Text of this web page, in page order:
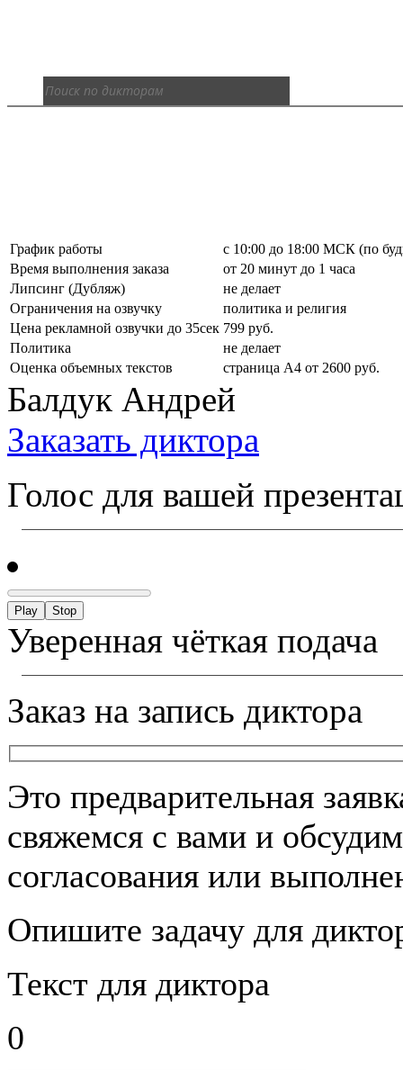
График работы
с 10:00 до 18:00 МСК (по
Время выполнения заказа
от 20 минут до 1 часа
Липсинг (Дубляж)
не делает
Ограничения на озвучку
политика и религия
Цена рекламной озвучки до 35сек 799 руб.
Политика
не делает
Оценка объемных текстов
страница А4 от 2600 руб.
Балдук Андрей
Заказать диктора
Голос для вашей
Play Stop
Уверенная чёткая подача
Заказ на запись диктора
Это предварительная
свяжемся с вами и
согласования или
Опишите задачу для
Текст для диктора
0